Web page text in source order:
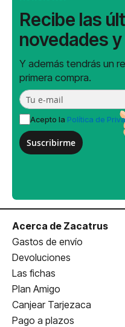
Recibe las
novedades
Y además tendrás un
primera compra.
Acepto la Política de
Suscribirme
Acerca de Zacatrus
Gastos de envío
Devoluciones
Las fichas
Plan Amigo
Canjear Tarjezaca
Pago a plazos